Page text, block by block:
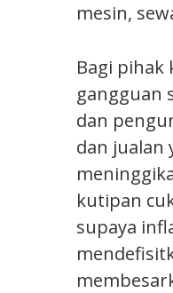
mesin,
Bagi pihak
gangguan
dan
dan jualan
kutipan
supaya